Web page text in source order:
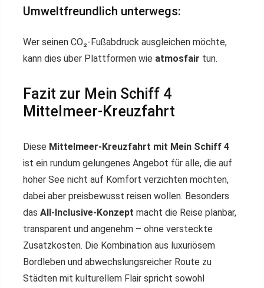
Umweltfreundlich unterwegs:
Wer seinen CO₂-Fußabdruck ausgleichen möchte,
kann dies über Plattformen wie atmosfair tun.
Fazit zur Mein Schiff 4
Mittelmeer-Kreuzfahrt
Diese Mittelmeer-Kreuzfahrt mit Mein Schiff 4
ist ein rundum gelungenes Angebot für alle, die auf
hoher See nicht auf Komfort verzichten möchten,
dabei aber preisbewusst reisen wollen. Besonders
das All-Inclusive-Konzept macht die Reise planbar,
transparent und angenehm – ohne versteckte
Zusatzkosten. Die Kombination aus luxuriösem
Bordleben und abwechslungsreicher Route zu
Städten mit kulturellem Flair spricht sowohl